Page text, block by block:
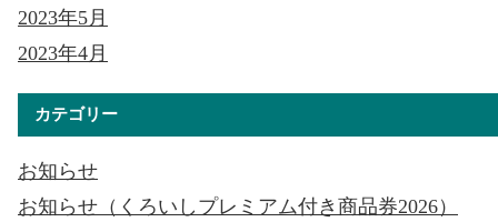
2023年5月
2023年4月
カテゴリー
お知らせ
お知らせ（くろいしプレミアム付き商品券2026）